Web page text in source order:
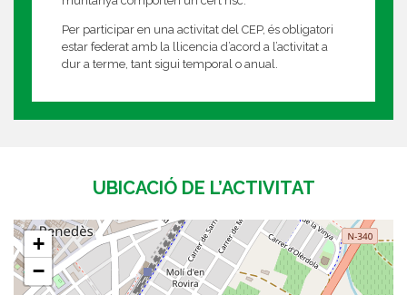
Per participar en una activitat del CEP, és obligatori
estar federat amb la llicencia d’acord a l’activitat a
dur a terme, tant sigui temporal o anual.
UBICACIÓ DE L’ACTIVITAT
+
−